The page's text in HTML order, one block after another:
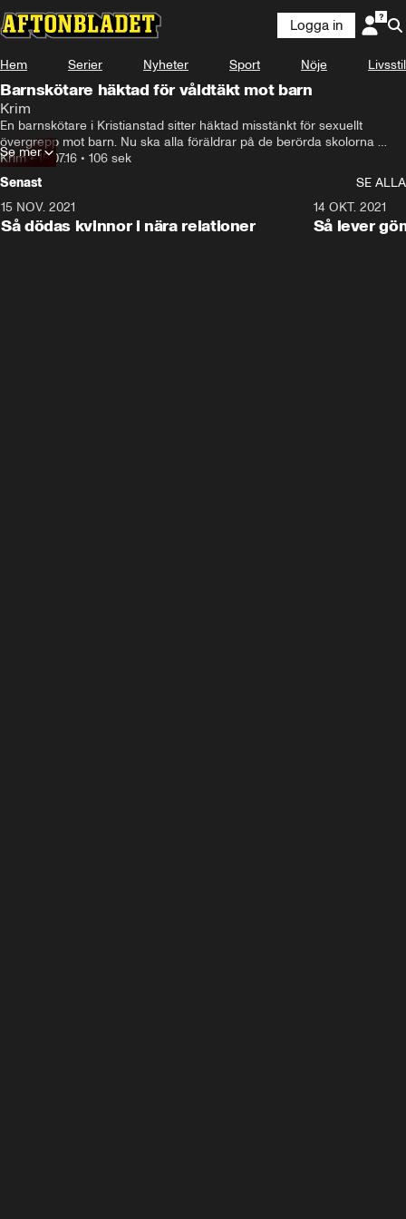
Logga in
Hem Serier Nyheter Sport Nöje Livsstil
Barnskötare häktad för våldtäkt mot barn
Krim
En barnskötare i Kristianstad sitter häktad misstänkt för sexuellt
övergrepp mot barn. Nu ska alla föräldrar på de berörda skolorna
informeras om händelsen.
Krim•15.07.16 • 106 sek
Se mer
Senast
SE ALLA
15 NOV. 2021
Så dödas kvinnor i nära relationer
14 OKT. 2021
Så lever